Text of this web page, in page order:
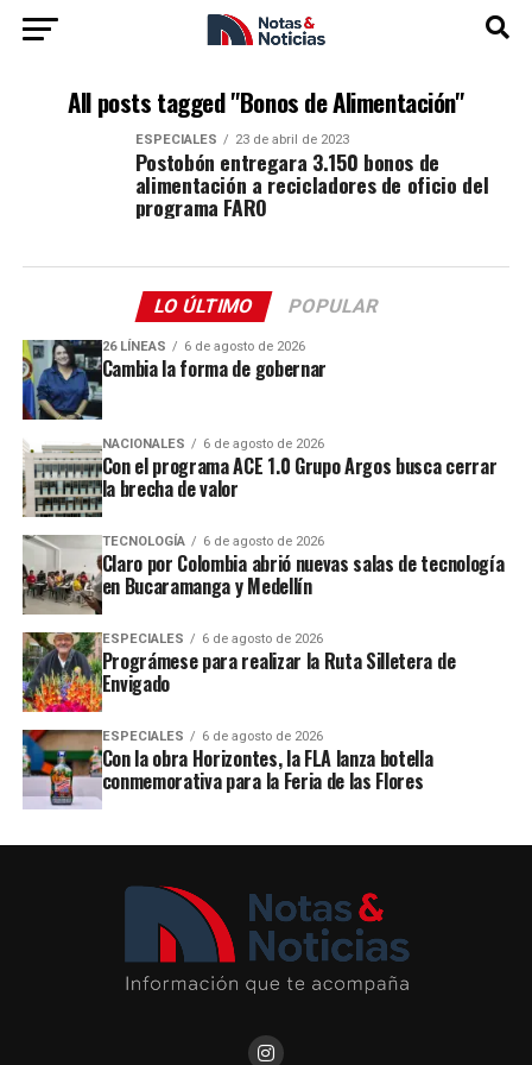
All posts tagged "Bonos de Alimentación"
ESPECIALES 23 de abril de 2023
Postobón entregara 3.150 bonos de
alimentación a recicladores de oficio del
programa FARO
LO ÚLTIMO POPULAR
26 LÍNEAS 6 de agosto de 2026
Cambia la forma de gobernar
NACIONALES 6 de agosto de 2026
Con el programa ACE 1.0 Grupo Argos busca cerrar
la brecha de valor
TECNOLOGÍA 6 de agosto de 2026
Claro por Colombia abrió nuevas salas de tecnología
en Bucaramanga y Medellín
ESPECIALES 6 de agosto de 2026
Prográmese para realizar la Ruta Silletera de
Envigado
ESPECIALES 6 de agosto de 2026
Con la obra Horizontes, la FLA lanza botella
conmemorativa para la Feria de las Flores